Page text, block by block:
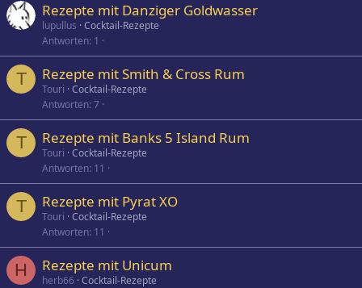
Rezepte mit Danziger Goldwasser
lupullus Cocktail-Rezepte
Antworten 1
T Rezepte mit Smith & Cross Rum
Touri Cocktail-Rezepte
Antworten 7
T Rezepte mit Banks 5 Island Rum
Touri Cocktail-Rezepte
Antworten 11
T Rezepte mit Pyrat XO
Touri Cocktail-Rezepte
Antworten 11
H Rezepte mit Unicum
herb66 Cocktail-Rezepte